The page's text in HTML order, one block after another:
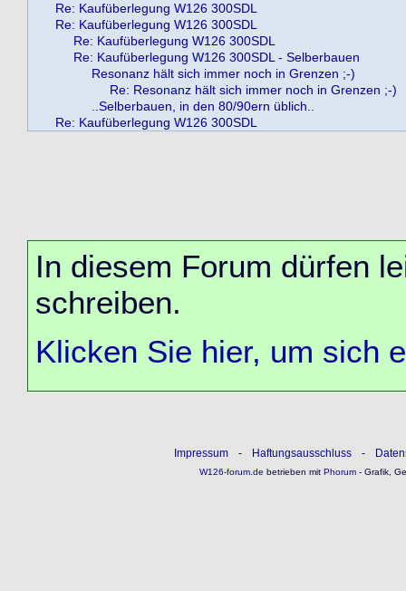
Re: Kaufüberlegung W126 300SDL
Re: Kaufüberlegung W126 300SDL
Re: Kaufüberlegung W126 300SDL
Re: Kaufüberlegung W126 300SDL - Selberbauen
Resonanz hält sich immer noch in Grenzen ;-)
Re: Resonanz hält sich immer noch in Grenzen ;-)
..Selberbauen, in den 80/90ern üblich..
Re: Kaufüberlegung W126 300SDL
In diesem Forum dürfen
schreiben.
Klicken Sie hier, um sich
Impressum - Haftungsausschluss -
W126-forum.de betrieben mitPhorum- Grafik,